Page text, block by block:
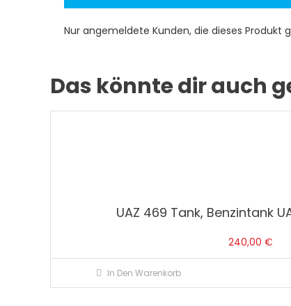
Nur angemeldete Kunden, die dieses Produkt
Das könnte dir auch
UAZ 469 Tank, Benzintank
240,00 €
In Den Warenkorb